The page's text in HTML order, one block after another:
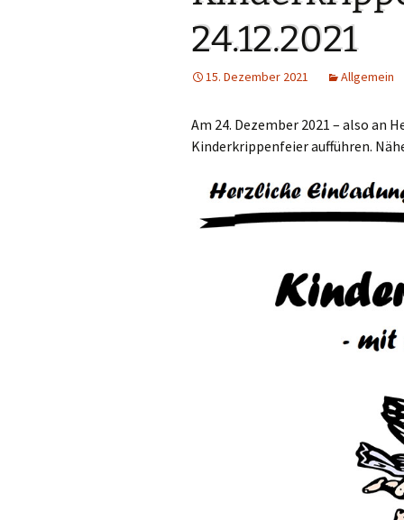
Messdienerplan
PGR-Wahl 2019
Limburg
Terminplan
Unsere
Vermietungen
Vorschau
24.12.2021
15. Dezember 2021 Allgemein
Am 24. Dezember 2021 – also an
Kinderkrippenfeier aufführen.